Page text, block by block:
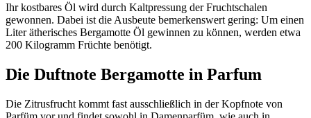
Ihr kostbares Öl wird durch Kaltpressung der Fruchtschalen
gewonnen. Dabei ist die Ausbeute bemerkenswert gering: Um einen
Liter ätherisches Bergamotte Öl gewinnen zu können, werden etwa
200 Kilogramm Früchte benötigt.
Die Duftnote Bergamotte in Parfum
Die Zitrusfrucht kommt fast ausschließlich in der Kopfnote von